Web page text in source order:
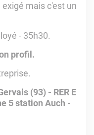
mais c'est un
- 35h30.
profil.
(93) - RER E
5 station Auch -